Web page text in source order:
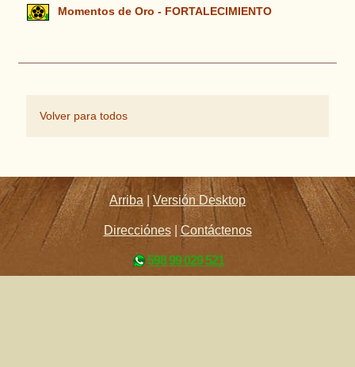
Momentos de Oro - FORTALECIMIENTO
Volver para todos
Arriba |Versión Desktop
Direcciónes| Contáctenos
598 99 029 521